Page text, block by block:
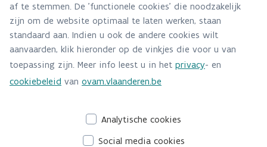
af te stemmen. De 'functionele cookies' die noodzakelijk
zijn om de website optimaal te laten werken, staan
standaard aan. Indien u ook de andere cookies wilt
aanvaarden, klik hieronder op de vinkjes die voor u van
toepassing zijn. Meer info leest u in het privacy- en
cookiebeleid van ovam.vlaanderen.be
Analytische cookies
Social media cookies